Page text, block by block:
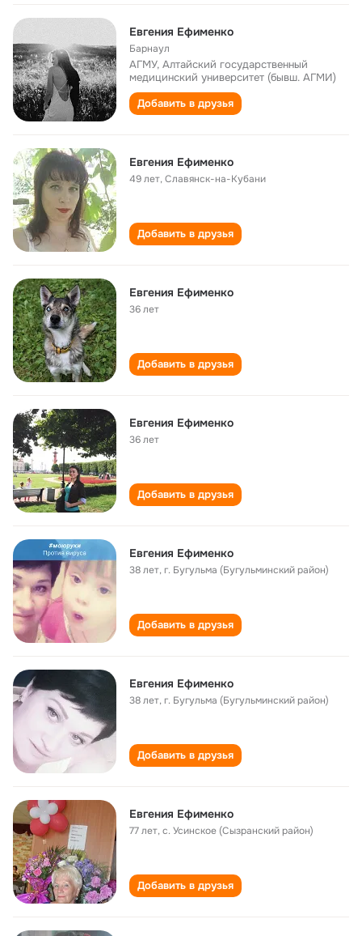
Евгения Ефименко
Барнаул
АГМУ, Алтайский государственный
медицинский университет (бывш. АГМИ)
Добавить в друзья
Евгения Ефименко
49 лет,Славянск-на-Кубани
Добавить в друзья
Евгения Ефименко
36 лет
Добавить в друзья
Евгения Ефименко
36 лет
Добавить в друзья
Евгения Ефименко
38 лет,г. Бугульма (Бугульминский район)
Добавить в друзья
Евгения Ефименко
38 лет,г. Бугульма (Бугульминский район)
Добавить в друзья
Евгения Ефименко
77 лет,с. Усинское (Сызранский район)
Добавить в друзья